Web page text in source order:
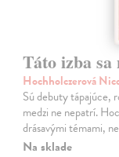
Táto izba sa
Hochholczerová
Sú debuty tápajúce,
medzi ne nepatrí.
drásavými témami,
Na sklade